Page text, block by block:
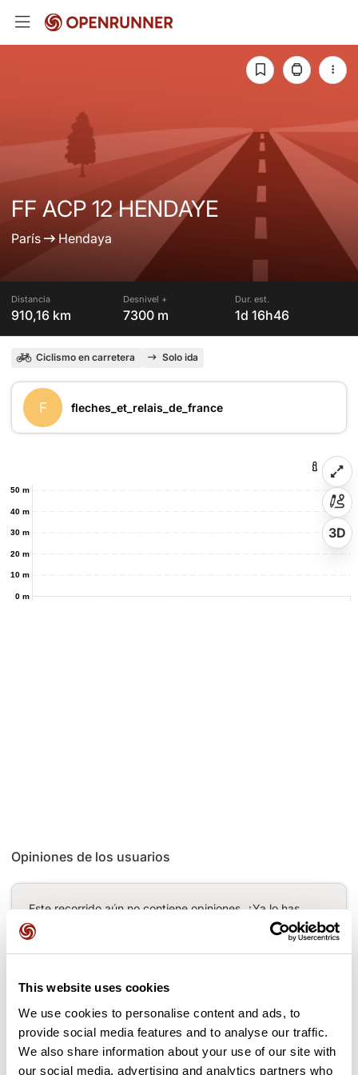
This website uses cookies
We use cookies to personalise content and ads, to
provide social media features and to analyse our traffic.
We also share information about your use of our site with
our social media, advertising and analytics partners who
FF ACP 12 HENDAYE
París Hendaya
Distancia
910,16 km
Desnivel +
7300 m
Dur. est.
1d 16h46
Ciclismo en carretera Solo ida
F fleches_et_relais_de_france
0 m
10 m
20 m
30 m
40 m
50 m
3D
Opiniones de los usuarios
Este recorrido aún no contiene opiniones. ¿Ya lo has
completado? ¡Deja la primera opinión!
Añadir una opinión